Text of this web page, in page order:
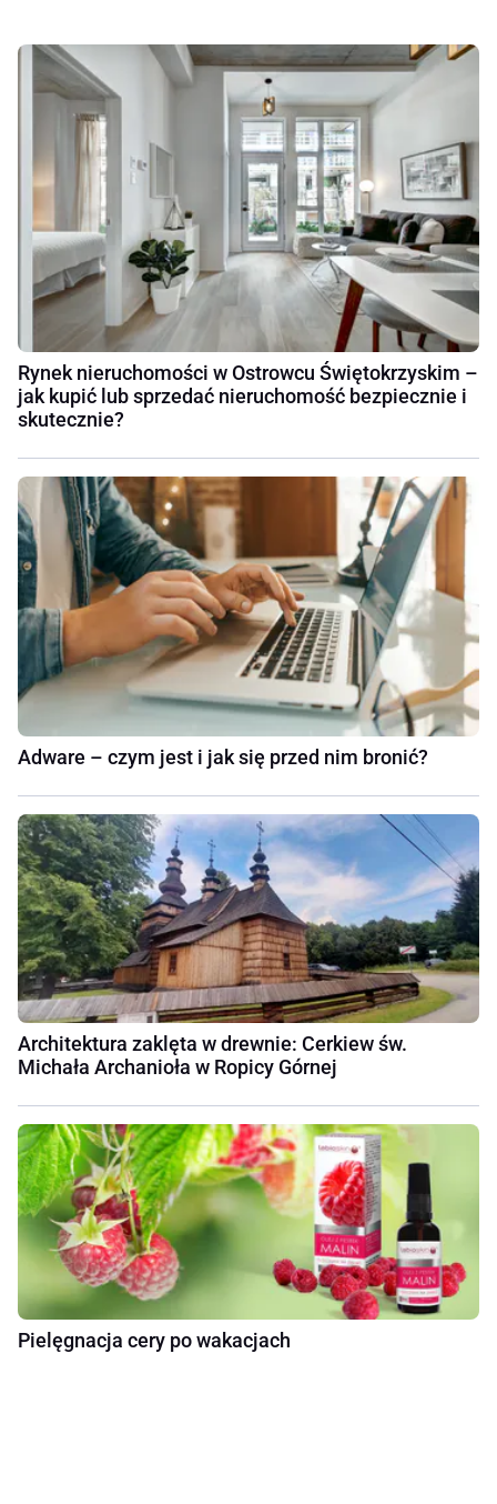
Rynek nieruchomości w Ostrowcu Świętokrzyskim –
jak kupić lub sprzedać nieruchomość bezpiecznie i
skutecznie?
Adware – czym jest i jak się przed nim bronić?
Architektura zaklęta w drewnie: Cerkiew św.
Michała Archanioła w Ropicy Górnej
Pielęgnacja cery po wakacjach